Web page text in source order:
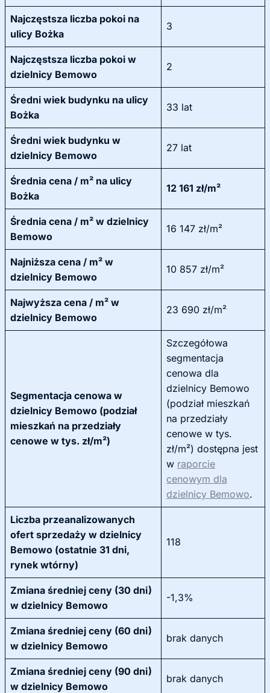
Najczęstsza liczba pokoi na
ulicy Bożka
3
Najczęstsza liczba pokoi w
dzielnicy Bemowo
2
Średni wiek budynku na ulicy
Bożka
33 lat
Średni wiek budynku w
dzielnicy Bemowo
27 lat
Średnia cena / m² na ulicy
Bożka
12 161 zł/m²
Średnia cena / m² w dzielnicy
Bemowo
16 147 zł/m²
Najniższa cena / m² w
dzielnicy Bemowo
10 857 zł/m²
Najwyższa cena / m² w
dzielnicy Bemowo
23 690 zł/m²
Segmentacja cenowa w
dzielnicy Bemowo (podział
mieszkań na przedziały
cenowe w tys. zł/m²)
Szczegółowa
segmentacja
cenowa dla
dzielnicy Bemowo
(podział mieszkań
na przedziały
cenowe w tys.
zł/m²) dostępna jest
w raporcie
cenowym dla
dzielnicy Bemowo.
Liczba przeanalizowanych
ofert sprzedaży w dzielnicy
Bemowo (ostatnie 31 dni,
rynek wtórny)
118
Zmiana średniej ceny (30 dni)
w dzielnicy Bemowo
-1,3%
Zmiana średniej ceny (60 dni)
w dzielnicy Bemowo
brak danych
Zmiana średniej ceny (90 dni)
w dzielnicy Bemowo
brak danych